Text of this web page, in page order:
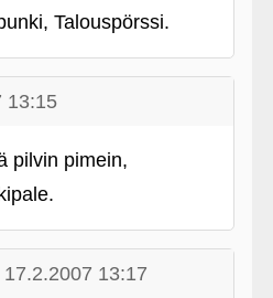
Talouspörssi.
13:15
pilvin pimein,
17.2.2007 13:17